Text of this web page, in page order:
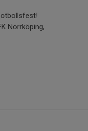
Norrköping,